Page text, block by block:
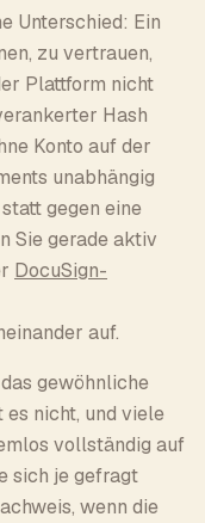
Unterschied: Ein
zu vertrauen,
Plattform nicht
Hash
Konto auf der
unabhängig
gegen eine
Sie gerade aktiv
DocuSign-
auf.
gewöhnliche
nicht, und viele
vollständig auf
sich je gefragt
wenn die